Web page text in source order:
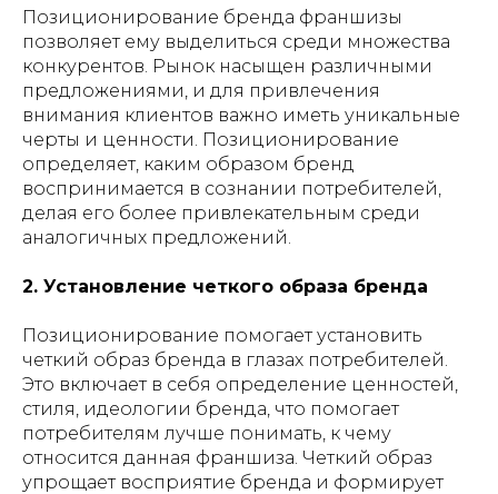
Позиционирование бренда франшизы
позволяет ему выделиться среди множества
конкурентов. Рынок насыщен различными
предложениями, и для привлечения
внимания клиентов важно иметь уникальные
черты и ценности. Позиционирование
определяет, каким образом бренд
воспринимается в сознании потребителей,
делая его более привлекательным среди
аналогичных предложений.
2. Установление четкого образа бренда
Позиционирование помогает установить
четкий образ бренда в глазах потребителей.
Это включает в себя определение ценностей,
стиля, идеологии бренда, что помогает
потребителям лучше понимать, к чему
относится данная франшиза. Четкий образ
упрощает восприятие бренда и формирует